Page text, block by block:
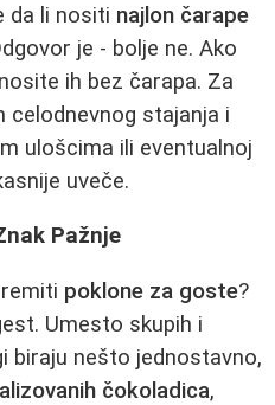
da li nositi najlon čarape
je - bolje ne. Ako
ih bez čarapa. Za
stajanja i
ulošcima ili eventualnoj
uveče.
Pažnje
poklone za goste?
Umesto skupih i
biraju nešto jednostavno,
čokoladica,